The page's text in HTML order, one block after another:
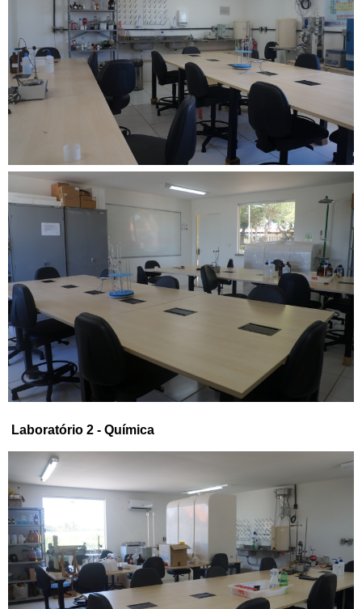
Laboratório 2 - Química